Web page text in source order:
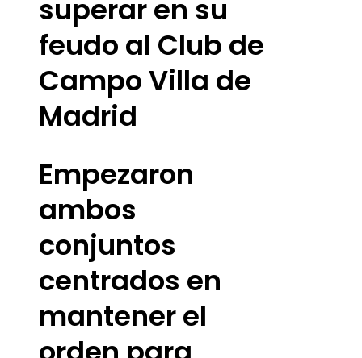
superar en su
feudo al Club de
Campo Villa de
Madrid
Empezaron
ambos
conjuntos
centrados en
mantener el